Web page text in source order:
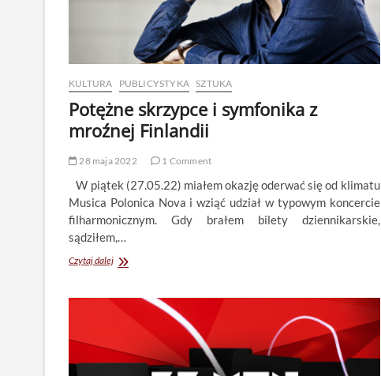
KULTURA PUBLICYSTYKA SZTUKA
Potężne skrzypce i symfonika z
mroźnej Finlandii
28 maja 2022 1 Comment
W piątek (27.05.22) miałem okazję oderwać się od klimatu
Musica Polonica Nova i wziąć udział w typowym koncercie
filharmonicznym. Gdy brałem bilety dziennikarskie,
sądziłem,…
Czytaj dalejPotężne
symfonika